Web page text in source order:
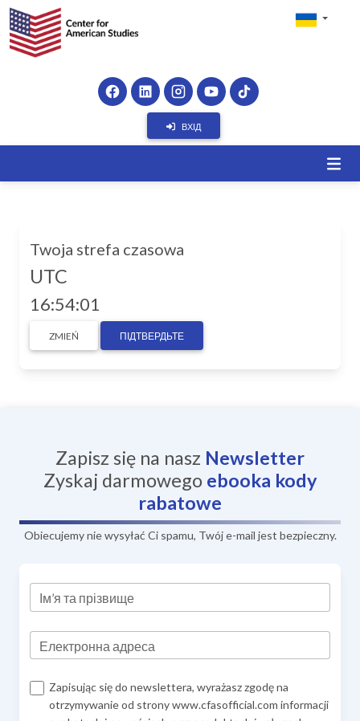
ВХІД
Twoja strefa czasowa
UTC
16:54:01
ZMIEŃ ПІДТВЕРДЬТЕ
Zapisz się na nasz Newsletter
Zyskaj darmowego ebooka kody
rabatowe
Obiecujemy nie wysyłać Ci spamu, Twój e-mail jest bezpieczny.
Ім’я та прізвище
Електронна адреса
Zapisując się do newslettera, wyrażasz zgodę na
otrzymywanie od strony www.cfasofficial.com informacji